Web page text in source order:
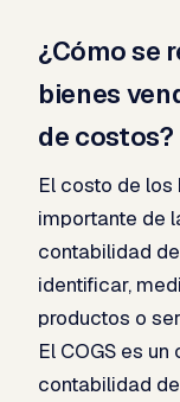
¿Cómo se
bienes
de costos?
El costo de
importante de
contabilidad
identificar,
productos o
El COGS es
contabilidad